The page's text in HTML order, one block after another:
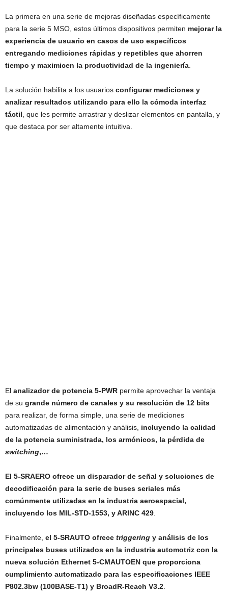
La primera en una serie de mejoras diseñadas específicamente
para la serie 5 MSO, estos últimos dispositivos permiten mejorar la
experiencia de usuario en casos de uso específicos
entregando mediciones rápidas y repetibles que ahorren
tiempo y maximicen la productividad de la ingeniería
La solución habilita a los usuarios configurar mediciones y
analizar resultados utilizando para ello la cómoda interfaz
táctil , que les permite arrastrar y deslizar elementos en pantalla, y
que destaca por ser altamente intuitiva.
El analizador de potencia 5-PWR permite aprovechar la ventaja
de su grande número de canales y su resolución de 12 bits
para realizar, de forma simple, una serie de mediciones
automatizadas de alimentación y análisis, incluyendo la calidad
de la potencia suministrada, los armónicos, la pérdida de
switching,…
El 5-SRAERO ofrece un disparador de señal y soluciones de
decodificación para la serie de buses seriales más
comúnmente utilizadas en la industria aeroespacial,
incluyendo los MIL-STD-1553, y ARINC 429
Finalmente, el 5-SRAUTO ofrece triggering y análisis de los
principales buses utilizados en la industria automotriz con la
nueva solución Ethernet 5-CMAUTOEN que proporciona
cumplimiento automatizado para las especificaciones IEEE
P802.3bw (100BASE-T1) y BroadR-Reach V3.2